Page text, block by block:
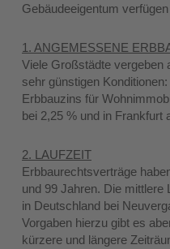
Gebäudeeigentum
1. ANGEMESSENE
Viele Großstädte vergeben
sehr günstigen
Erbbauzins für
bei 2,25 % und in Frankfurt
2. LAUFZEIT
Erbbaurechtsverträge
und 99 Jahren. Die mittlere
in Deutschland bei
Vorgaben hierzu gibt es
kürzere und längere